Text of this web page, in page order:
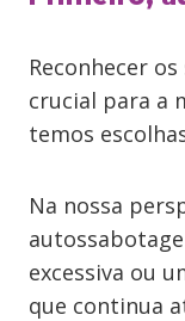
Reconhecer
crucial para a
temos
Na nossa
excessiva ou
que continua